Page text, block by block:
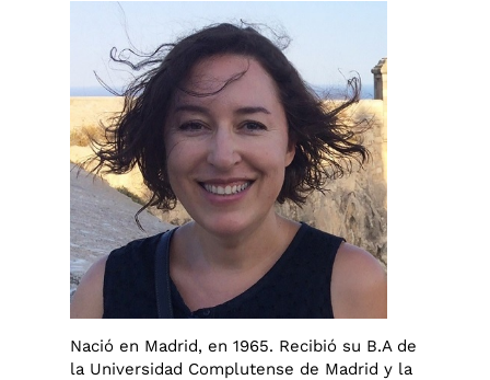
Nació en Madrid, en 1965. Recibió su B.A de
la Universidad Complutense de Madrid y la